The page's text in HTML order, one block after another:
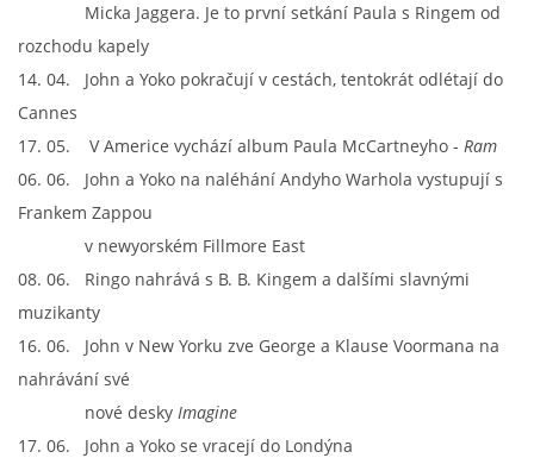
DISKOGRAFIE - BOOTLEGY VI
DISKOGRAFIE - LP ROZHOVORY
NAHRÁVACÍ FREKVENCE
NAHRÁVKY PODLE KÓDU
JOHN LENNON - SINGLY
JOHN LENNON - ALBA
Micka Jaggera. Je to první setkání Paula s Ringem od
rozchodu kapely
14. 04. John a Yoko pokračují v cestách, tentokrát odlétají do
Cannes
17. 05. V Americe vychází album Paula McCartneyho - Ram
06. 06. John a Yoko na naléhání Andyho Warhola vystupují s
Frankem Zappou
v newyorském Fillmore East
08. 06. Ringo nahrává s B. B. Kingem a dalšími slavnými
muzikanty
16. 06. John v New Yorku zve George a Klause Voormana na
nahrávání své
nové desky Imagine
17. 06. John a Yoko se vracejí do Londýna